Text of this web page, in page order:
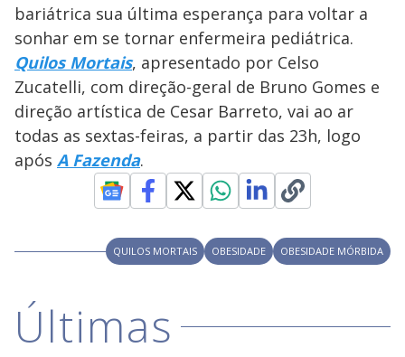
bariátrica sua última esperança para voltar a
sonhar em se tornar enfermeira pediátrica.
Quilos Mortais, apresentado por Celso
Zucatelli, com direção-geral de Bruno Gomes e
direção artística de Cesar Barreto, vai ao ar
todas as sextas-feiras, a partir das 23h, logo
após A Fazenda.
QUILOS MORTAIS OBESIDADE OBESIDADE MÓRBIDA
Últimas